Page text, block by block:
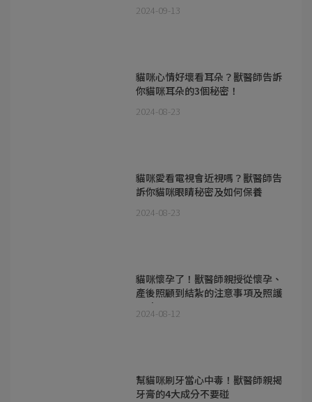
2024-09-13
貓咪心情好壞看耳朵？獸醫師告訴
你貓咪耳朵的3個秘密！
2024-08-23
貓咪愛看電視會近視嗎？獸醫師告
訴你貓咪眼睛秘密及如何保養
2024-08-23
貓咪懷孕了！獸醫師親授從懷孕、
產後照顧到結紮的注意事項及照護
要點
2024-08-12
幫貓咪刷牙當心中毒！獸醫師親揭
牙膏的4大成分不要碰